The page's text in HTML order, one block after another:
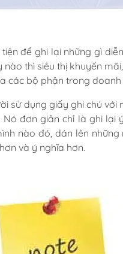
để ghi lại những gì
nào thì siêu thị khuyến
các bộ phận trong
sử dụng giấy ghi chú
Nó đơn giản chỉ là ghi
nào đó, dán lên
và ý nghĩa hơn.